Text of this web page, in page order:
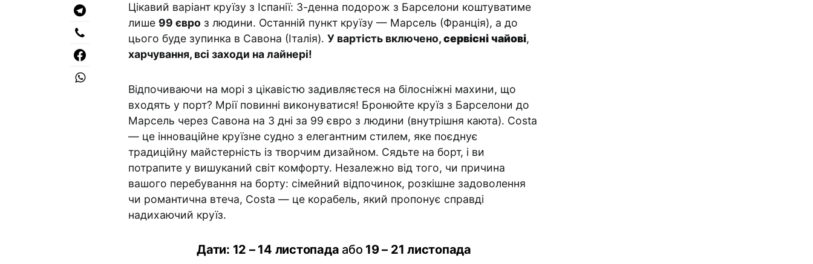
Цікавий варіант круїзу з Іспанії: 3-денна подорож з Барселони коштуватиме
лише 99 євро з людини. Останній пункт круїзу — Марсель (Франція), а до
цього буде зупинка в Савона (Італія). У вартість включено,сервісні чайові,
харчування, всі заходи на лайнері!
Відпочиваючи на морі з цікавістю задивляєтеся на білосніжні махини, що
входять у порт? Мрії повинні виконуватися! Бронюйте круїз з Барселони до
Марсель через Савона на 3 дні за 99 євро з людини (внутрішня каюта). Costa
— це інноваційне круїзне судно з елегантним стилем, яке поєднує
традиційну майстерність із творчим дизайном. Сядьте на борт, і ви
потрапите у вишуканий світ комфорту. Незалежно від того, чи причина
вашого перебування на борту: сімейний відпочинок, розкішне задоволення
чи романтична втеча, Costa — це корабель, який пропонує справді
надихаючий круїз.
Дати: 12 – 14 листопада або 19 – 21 листопада